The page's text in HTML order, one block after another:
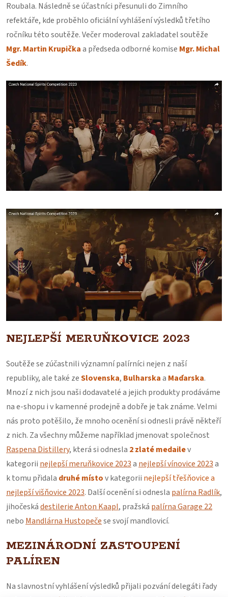
Roubala. Následně se účastníci přesunuli do Zimního
refektáře, kde proběhlo oficiální vyhlášení výsledků třetího
ročníku této soutěže. Večer moderoval zakladatel soutěže
Mgr. Martin Krupičkaa předseda odborné komise Mgr. Michal
Šedík.
NEJLEPŠÍ MERUŇKOVICE 2023
Soutěže se zúčastnili významní palírníci nejen z naší
republiky, ale také zeSlovenska, Bulharskaa Maďarska.
Mnozí z nich jsou naši dodavatelé a jejich produkty prodáváme
na e-shopu i v kamenné prodejně a dobře je tak známe. Velmi
nás proto potěšilo, že mnoho ocenění si odnesli právě někteří
z nich. Za všechny můžeme například jmenovat společnost
Raspena Distillery, která si odnesla 2 zlaté medailev
kategorii nejlepší meruňkovice 2023a nejlepší vínovice 2023a
k tomu přidala druhé místov kategorii nejlepší třešňovice a
nejlepší višňovice 2023. Další ocenění si odnesla palírna Radlík,
jihočeskádestilerie Anton Kaapl, pražská palírna Garage 22
nebo Mandlárna Hustopečese svojí mandlovicí.
MEZINÁRODNÍ ZASTOUPENÍ
PALÍREN
Na slavnostní vyhlášení výsledků přijali pozvání delegáti řady